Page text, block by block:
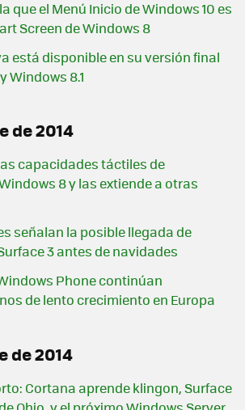
que el Menú Inicio de Windows 10 es
Screen de Windows 8
está disponible en su versión final
Windows 8.1
de 2014
capacidades táctiles de
8 y las extiende a otras
señalan la posible llegada de
3 antes de navidades
Phone continúan
de lento crecimiento en Europa
de 2014
Cortana aprende klingon, Surface